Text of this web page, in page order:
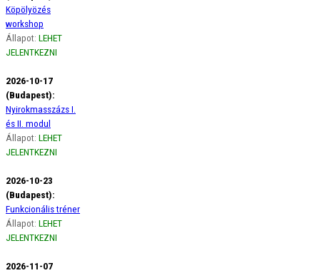
Köpölyözés
workshop
Állapot: LEHET
JELENTKEZNI
2026-10-17
(Budapest):
Nyirokmasszázs I.
és II. modul
Állapot: LEHET
JELENTKEZNI
2026-10-23
(Budapest):
Funkcionális tréner
Állapot: LEHET
JELENTKEZNI
2026-11-07